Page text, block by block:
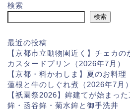
検索
検索
最近の投稿
【京都市立動物園近く】チェカ
カスタードプリン（2026年7月）
【京都・料かわしま】夏のお料
蓮根と牛のしぐれ煮（2026年7月）
【祇園祭2026】鉾建てが始まっ
鉾・函谷鉾・菊水鉾と御手洗井